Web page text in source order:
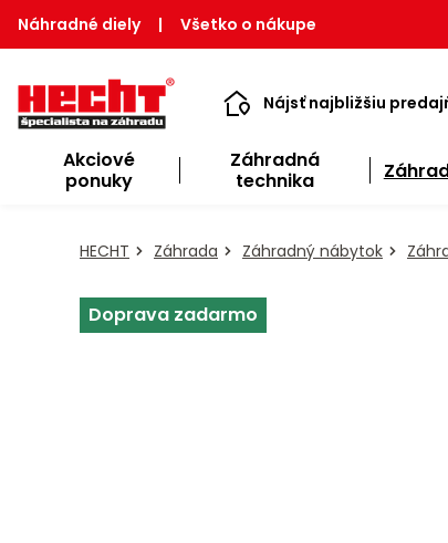
Náhradné diely | Všetko o nákupe
Nájsť najbližšiu
Akciové
ponuky
Záhradná
technika
HECHT Záhrada Záhradný nábytok
Doprava zadarmo